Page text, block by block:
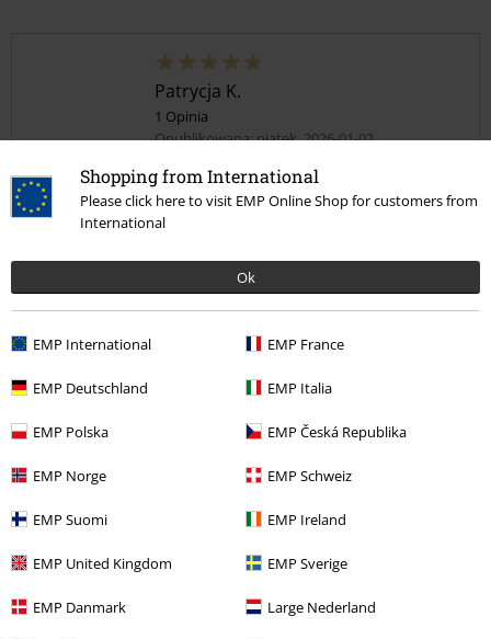
Shopping from International
Please click here to visit EMP Online Shop for customers from
International
Ok
EMP International EMP France
EMP Deutschland EMP Italia
EMP Polska EMP Česká Republika
EMP Norge EMP Schweiz
EMP Suomi EMP Ireland
EMP United Kingdom EMP Sverige
EMP Danmark Large Nederland
Patrycja K.
1 Opinia
Opublikowana: piątek, 2026-01-02
Polecam
Świetny krój bluzki, lejący materiał. Krój raczej obszerny.
Jakość
Design
Krój
Czy ta opinia okazała się pomocna?